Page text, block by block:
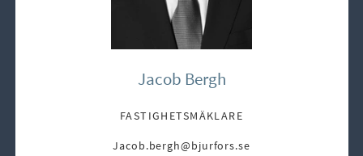
Jacob Bergh
FASTIGHETSMÄKLARE
E-post:
Jacob.bergh@bjurfors.se